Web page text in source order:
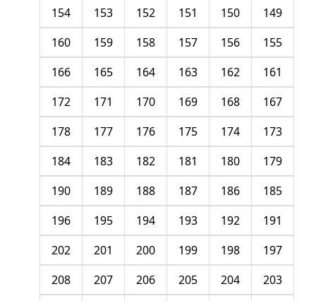
149
150
151
152
153
154
155
156
157
158
159
160
161
162
163
164
165
166
167
168
169
170
171
172
173
174
175
176
177
178
179
180
181
182
183
184
185
186
187
188
189
190
191
192
193
194
195
196
197
198
199
200
201
202
203
204
205
206
207
208